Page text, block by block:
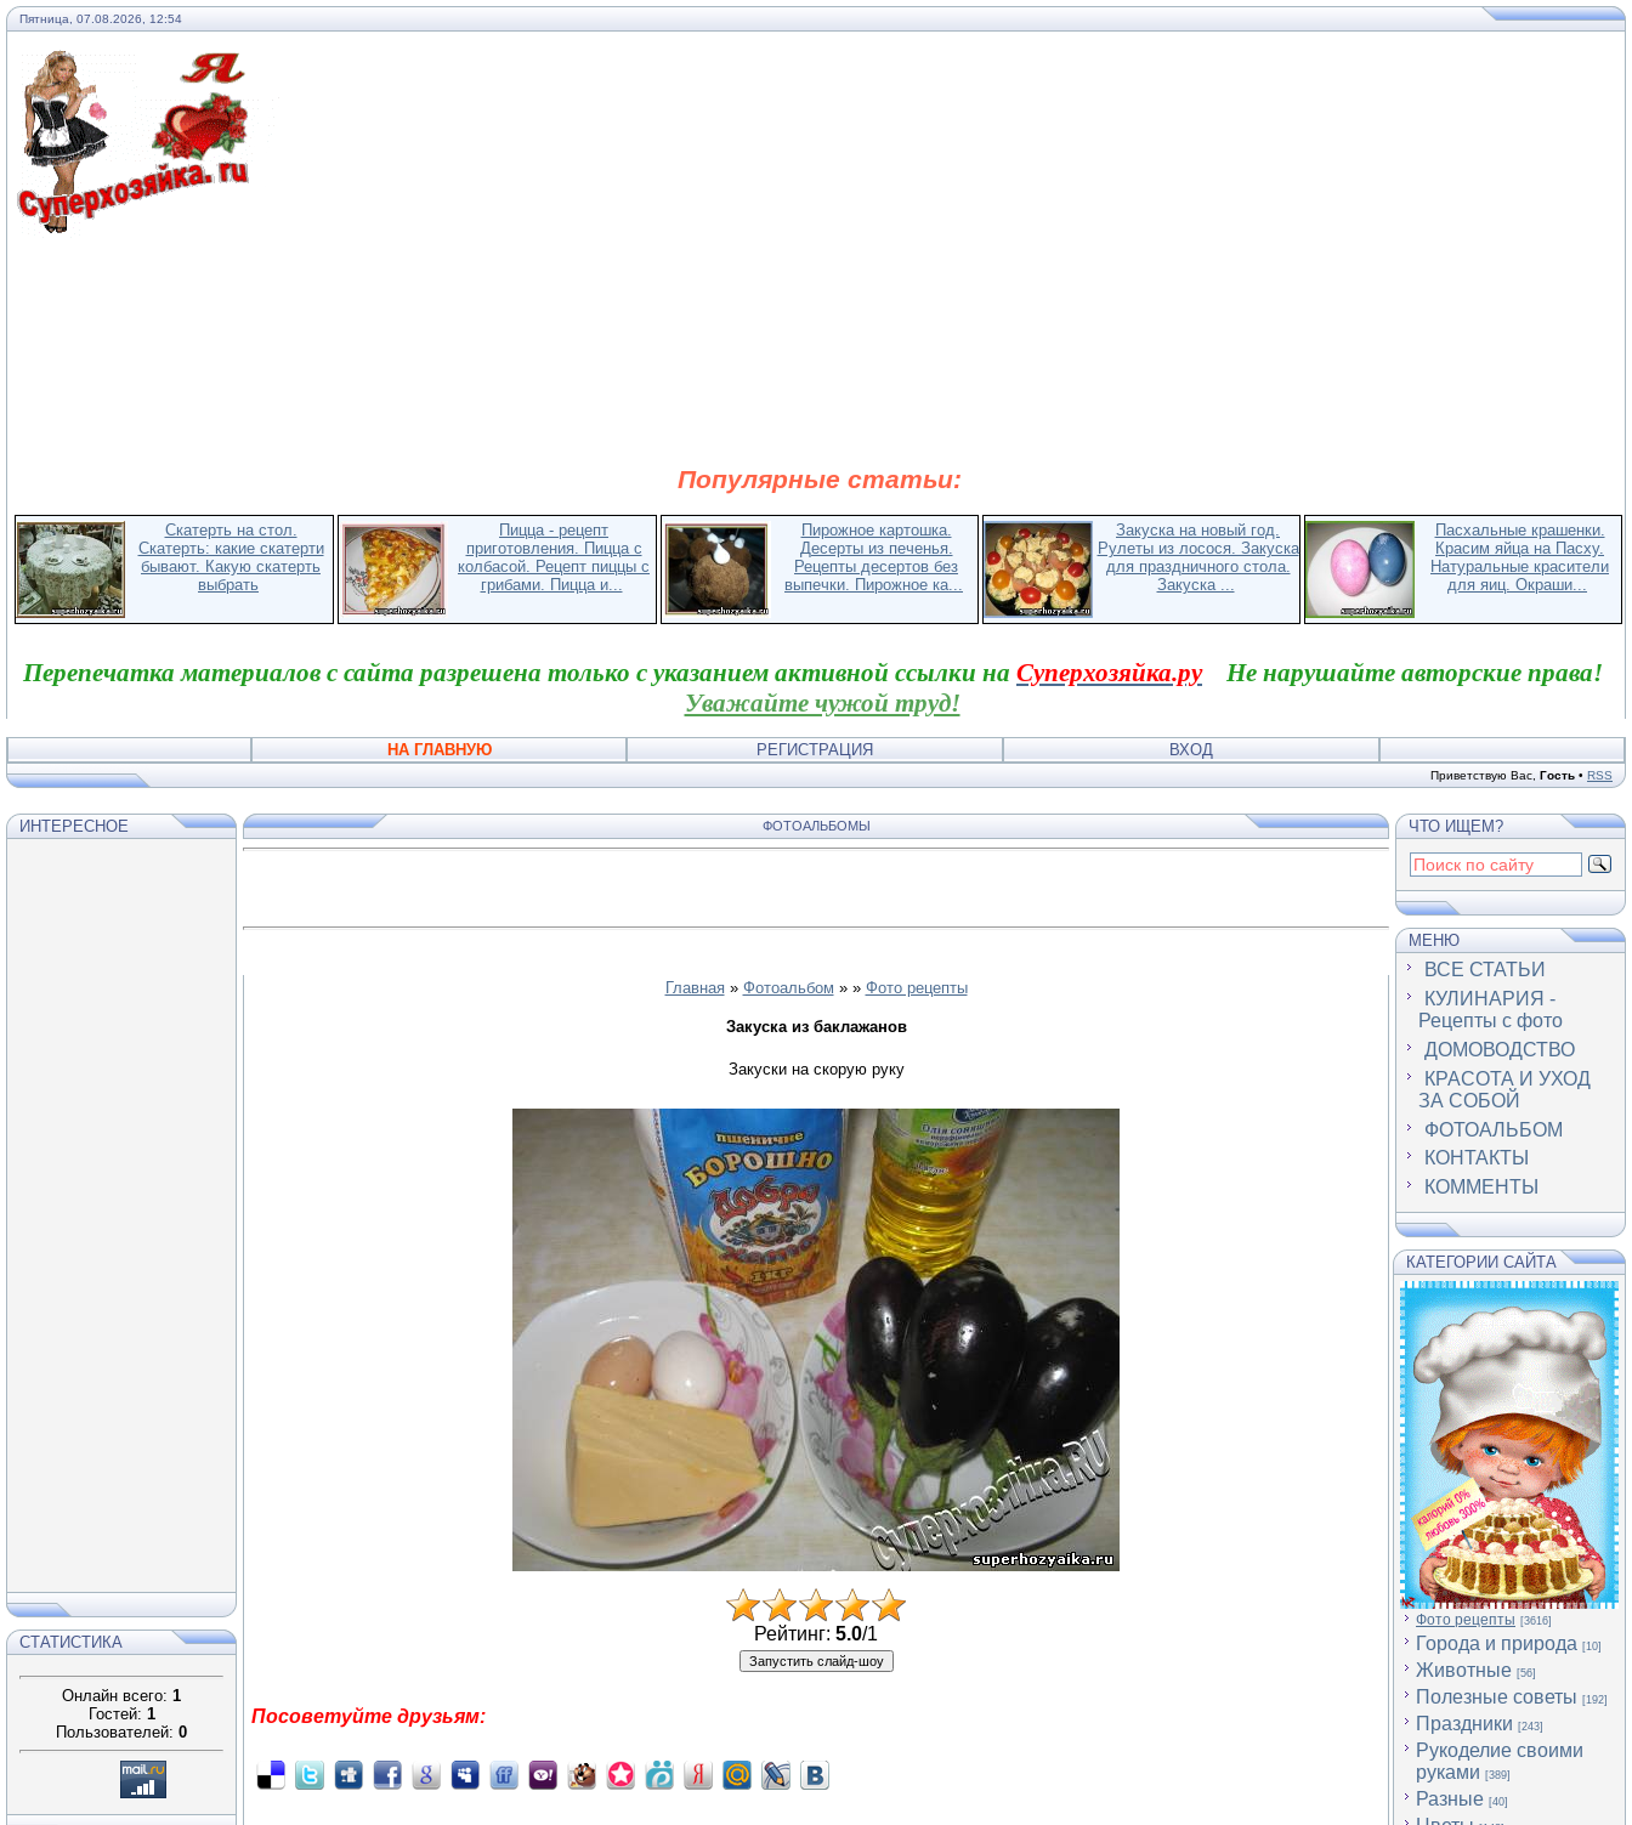
Пятница, 07.08.2026, 12:54
Популярные статьи:
Скатерть на стол.
Скатерть: какие скатерти
бывают. Какую скатерть
выбрать
Пицца - рецепт
приготовления. Пицца с
колбасой. Рецепт пиццы с
грибами. Пицца и...
Пирожное картошка.
Десерты из печенья.
Рецепты десертов без
выпечки. Пирожное ка...
Закуска на новый год.
Рулеты из лосося. Закуска
для праздничного стола.
Закуска ...
Пасхальные крашенки.
Красим яйца на Пасху.
Натуральные красители
для яиц. Окраши...
Перепечатка материалов с сайта разрешена только с указанием активной ссылки на Суперхозяйка.руНе нарушайте авторские права!
Уважайте чужой труд!
НА ГЛАВНУЮ РЕГИСТРАЦИЯ ВХОД
Приветствую Вас Гость • RSS
ИНТЕРЕСНОЕ
СТАТИСТИКА
Онлайн всего: 1
Гостей: 1
Пользователей: 0
ФОТОАЛЬБОМЫ
Главная» Фотоальбом » » Фото рецепты
Закуска из баклажанов
Закуски на скорую руку
Рейтинг: 5.0/1
Посоветуйте друзьям:
ЧТО ИЩЕМ?
МЕНЮ
ВСЕ СТАТЬИ
КУЛИНАРИЯ -
Рецепты с фото
ДОМОВОДСТВО
КРАСОТА И УХОД
ЗА СОБОЙ
ФОТОАЛЬБОМ
КОНТАКТЫ
КОММЕНТЫ
КАТЕГОРИИ САЙТА
Фото рецепты [3616]
Города и природа [10]
Животные [56]
Полезные советы [192]
Праздники [243]
Рукоделие своими
руками [389]
Разные [40]